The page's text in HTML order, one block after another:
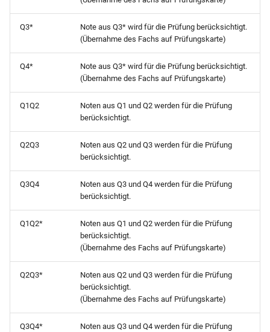
Schülerpersonalblatt (ohne
Vorbildung)
Schuleintritt (Betriebe -
Schuleintritt (Betriebe)
Schuleintritt und -austritt
Schülerstammblatt
der
(mit Zensuren blanko)
Q3*
Note aus Q3* wird für die Prüfung berücksichtigt.
(Übernahme des Fachs auf Prüfungskarte)
Q4*
Note aus Q3* wird für die Prüfung berücksichtigt.
(Übernahme des Fachs auf Prüfungskarte)
Q1Q2
Noten aus Q1 und Q2 werden für die Prüfung
berücksichtigt.
Q2Q3
Noten aus Q2 und Q3 werden für die Prüfung
berücksichtigt.
Q3Q4
Noten aus Q3 und Q4 werden für die Prüfung
berücksichtigt.
Q1Q2*
Noten aus Q1 und Q2 werden für die Prüfung
berücksichtigt.
(Übernahme des Fachs auf Prüfungskarte)
Q2Q3*
Noten aus Q2 und Q3 werden für die Prüfung
berücksichtigt.
(Übernahme des Fachs auf Prüfungskarte)
Q3Q4*
Noten aus Q3 und Q4 werden für die Prüfung